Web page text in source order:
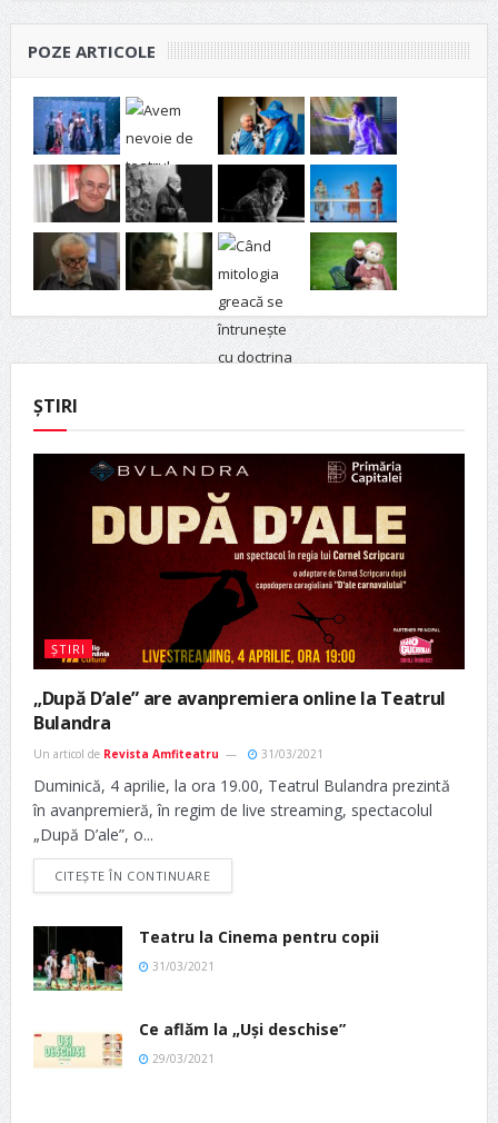
POZE ARTICOLE
ȘTIRI
ȘTIRI
„După D’ale” are avanpremiera online la Teatrul
Bulandra
Un articol de Revista Amfiteatru 31/03/2021
Duminică, 4 aprilie, la ora 19.00, Teatrul Bulandra prezintă
în avanpremieră, în regim de live streaming, spectacolul
„După D’ale”, o...
CITEȘTE ÎN CONTINUARE
Teatru la Cinema pentru copii
31/03/2021
Ce aflăm la „Uși deschise”
29/03/2021